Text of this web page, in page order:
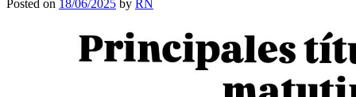
Posted on 18/06/2025 by RN